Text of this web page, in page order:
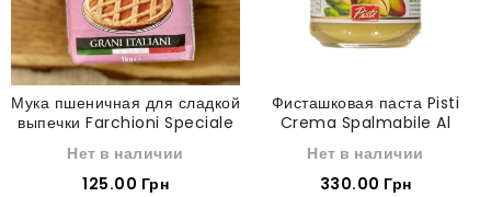
Мука пшеничная для сладкой
выпечки Farchioni Speciale
Нет в наличии
125.00 Грн
Фисташковая паста Pisti
Crema Spalmabile Al
Нет в наличии
330.00 Грн